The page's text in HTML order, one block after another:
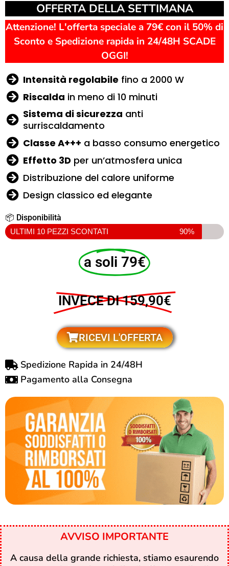
OFFERTA DELLA SETTIMANA
Attenzione! L'offerta speciale a 79€ con il 50% di
Sconto e Spedizione rapida in 24/48H SCADE
OGGI!
Intensità regolabile fino a 2000 W
Riscalda in meno di 10 minuti
Sistema di sicurezza anti
surriscaldamento
Classe A+++ a basso consumo energetico
Effetto 3D per un’atmosfera unica
Distribuzione del calore uniforme
Design classico ed elegante
📦 Disponibilità
ULTIMI 10 PEZZI SCONTATI 90%
a soli 79€
INVECE DI 159,90€
RICEVI L'OFFERTA
Spedizione Rapida in 24/48H
Pagamento alla Consegna
AVVISO IMPORTANTE
A causa della grande richiesta, stiamo esaurendo